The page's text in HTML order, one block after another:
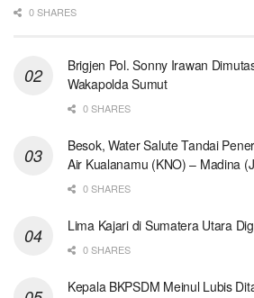
0 SHARES
Brigjen Pol. Sonny Irawan
Wakapolda Sumut
0 SHARES
Besok, Water Salute Tandai
Air Kualanamu (KNO) – Madina
0 SHARES
Lima Kajari di Sumatera Utara
0 SHARES
Kepala BKPSDM Meinul Lubis